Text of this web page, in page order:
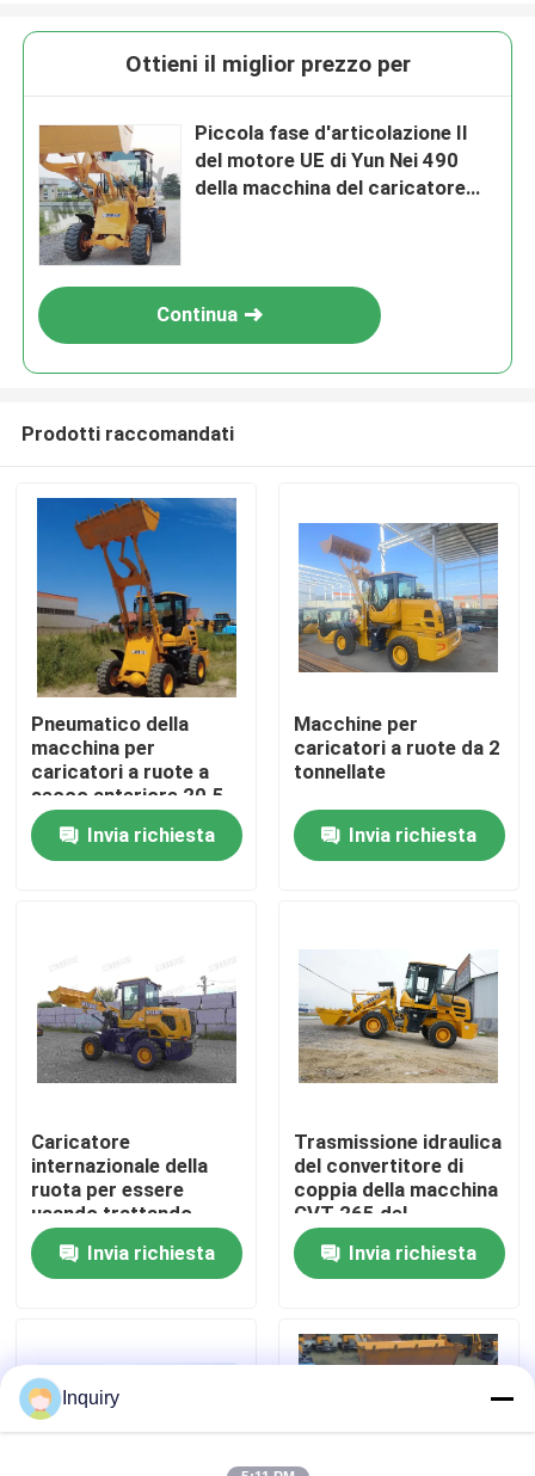
Casa
Prodotti
Giro della fabbrica
Controllo di qualità
Contattici
Notizie
Macchina del caricatore della ruota
Caricatori compatti della ruota
Ottieni il miglior prezzo per
Piccola fase d'articolazione II
del motore UE di Yun Nei 490
della macchina del caricatore
Continua
Prodotti raccomandati
Pneumatico della
macchina per
caricatori a ruote a
secco anteriore 20.5-
16 EU fase II
Invia richiesta
Macchine per
caricatori a ruote da 2
tonnellate
Invia richiesta
Caricatore
internazionale della
ruota per essere
usando trattando
l'ambiente della
polvereInvia richiesta
Trasmissione idraulica
del convertitore di
coppia della macchina
CVT 265 del
caricatore della ruota
Invia richiesta
Inquiry